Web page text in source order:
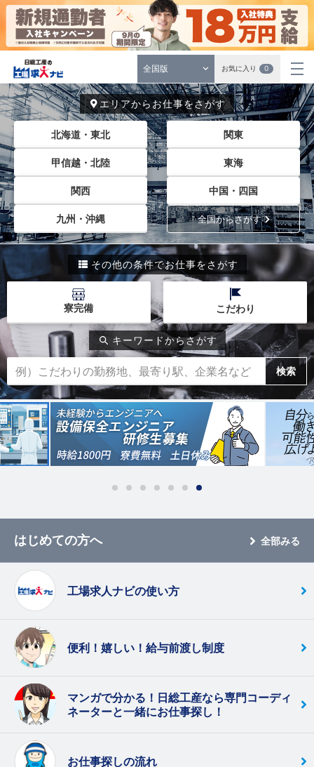
全国版 お気に入り 0
エリアからお仕事をさがす
北海道・東北 関東
甲信越・北陸 東海
関西 中国・四国
九州・沖縄 全国からさがす
その他の条件でお仕事をさがす
寮完備 こだわり
キーワードからさがす
検索
はじめての方へ
工場求人ナビの使い方
便利！嬉しい！給与前渡し制度
マンガで分かる！日総工産なら専門コーディ
ネーターと一緒にお仕事探し！
お仕事探しの流れ
全部みる